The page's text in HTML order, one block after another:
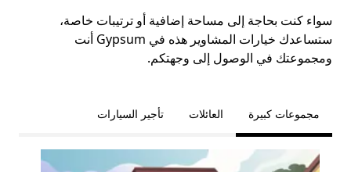
سواء كنت بحاجة إلى مساحة إضافية أو ترتيبات خاصة،
ستساعدك خيارات المشاوير هذه في Gypsum أنت
ومجموعتك في الوصول إلى وجهتكم.
مجموعات كبيرة العائلات تأجير السيارات